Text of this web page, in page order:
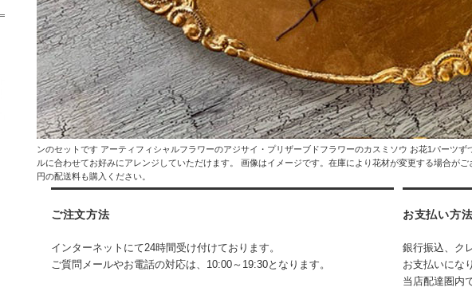
ンのセットです アーティフィシャルフラワーのアジサイ・プリザーブドフラワーのカスミソウ お花1パーツ
ルに合わせてお好みにアレンジしていただけます。 画像はイメージです。在庫により花材が変更する場合が
円の配送料も購入ください。
ご注文方法
インターネットにて24時間受け付けております。
ご質問メールやお電話の対応は、10:00～19:30となります。
お支払い方法
銀行振込、ク
お支払いにな
当店配達圏内